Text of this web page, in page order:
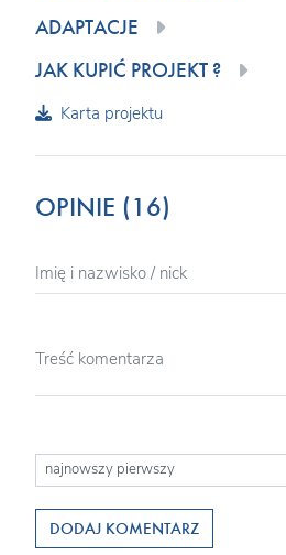
ADAPTACJE
JAK KUPIĆ PROJEKT ?
Karta projektu
OPINIE (16)
DODAJ KOMENTARZ